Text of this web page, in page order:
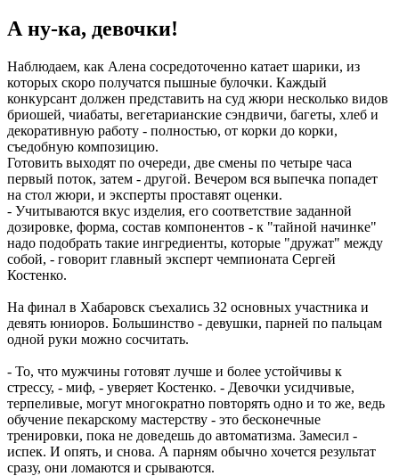
А ну-ка, девочки!
Наблюдаем, как Алена сосредоточенно катает шарики, из
которых скоро получатся пышные булочки. Каждый
конкурсант должен представить на суд жюри несколько видов
бриошей, чиабаты, вегетарианские сэндвичи, багеты, хлеб и
декоративную работу - полностью, от корки до корки,
съедобную композицию.
Готовить выходят по очереди, две смены по четыре часа
первый поток, затем - другой. Вечером вся выпечка попадет
на стол жюри, и эксперты проставят оценки.
- Учитываются вкус изделия, его соответствие заданной
дозировке, форма, состав компонентов - к "тайной начинке"
надо подобрать такие ингредиенты, которые "дружат" между
собой, - говорит главный эксперт чемпионата Сергей
Костенко.
На финал в Хабаровск съехались 32 основных участника и
девять юниоров. Большинство - девушки, парней по пальцам
одной руки можно сосчитать.
- То, что мужчины готовят лучше и более устойчивы к
стрессу, - миф, - уверяет Костенко. - Девочки усидчивые,
терпеливые, могут многократно повторять одно и то же, ведь
обучение пекарскому мастерству - это бесконечные
тренировки, пока не доведешь до автоматизма. Замесил -
испек. И опять, и снова. А парням обычно хочется результат
сразу, они ломаются и срываются.